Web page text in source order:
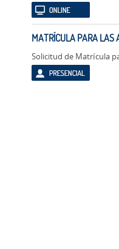
MATRÍCULA PARA LAS
Solicitud de Matrícula